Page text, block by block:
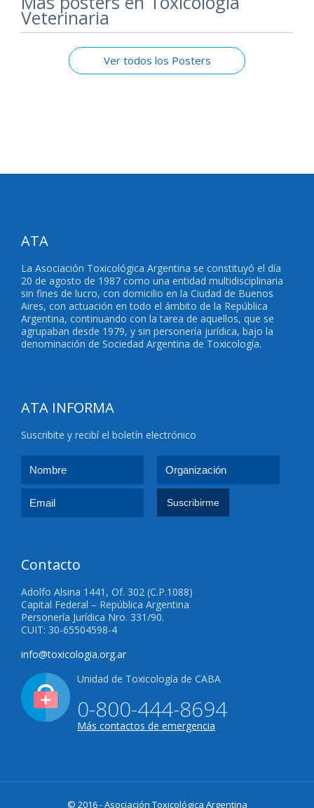
Veterinaria
Ver todos los Posters
ATA
La Asociación Toxicológica Argentina se constituyó el día
20 de agosto de 1987 como una entidad multidisciplinaria
sin fines de lucro, con domicilio en la Ciudad de Buenos
Aires, con actuación en todo el ámbito de la República
Argentina, continuando con la tarea de aquellos, que se
agrupaban desde 1979, y sin personería jurídica, bajo la
denominación de Sociedad Argentina de Toxicología.
ATA INFORMA
Suscribite y recibí el boletín electrónico
Contacto
Adolfo Alsina 1441, Of. 302 (C.P.1088)
Capital Federal – República Argentina
Personería Jurídica Nro. 331/90.
CUIT: 30-65504598-4
info@toxicologia.org.ar
Unidad de Toxicología de CABA
0-800-444-8694
Más contactos de emergencia
© 2016 - Asociación Toxicológica Argentina